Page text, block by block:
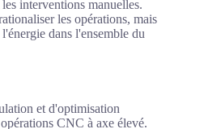
interventions manuelles.
les opérations, mais
dans l'ensemble du
et d'optimisation
CNC à axe élevé.